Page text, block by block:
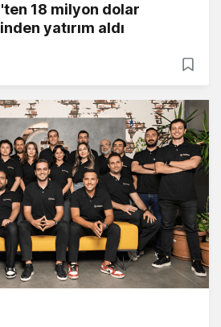
18 milyon dolar
yatırım aldı